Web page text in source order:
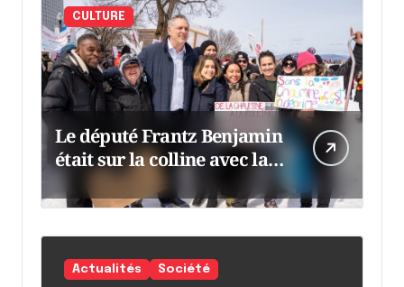
CULTURE
Le député Frantz Benjamin
était sur la colline avec la
chaumine
Actualités Société